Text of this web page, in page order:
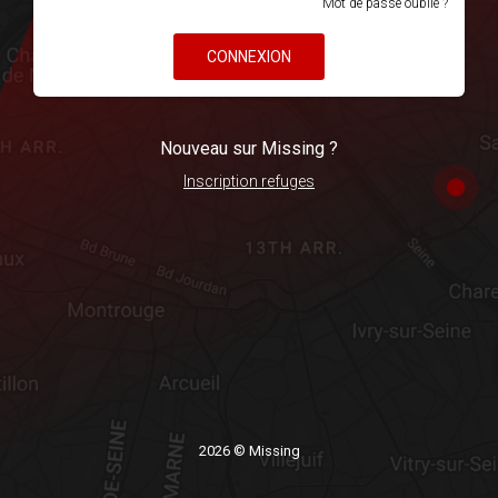
CONNEXION
Nouveau sur Missing ?
Inscription refuges
2026 © Missing